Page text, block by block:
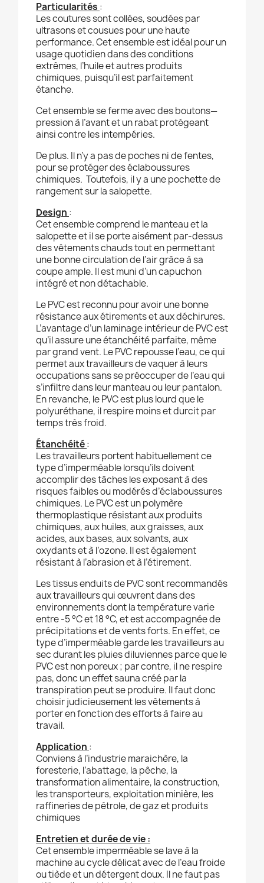
Particularités :
Les coutures sont collées, soudées par
ultrasons et cousues pour une haute
performance. Cet ensemble est idéal pour un
usage quotidien dans des conditions
extrêmes, l’huile et autres produits
chimiques, puisqu’il est parfaitement
étanche.
Cet ensemble se ferme avec des boutons—
pression à l’avant et un rabat protégeant
ainsi contre les intempéries.
De plus. Il n’y a pas de poches ni de fentes,
pour se protéger des éclaboussures
chimiques. Toutefois, il y a une pochette de
rangement sur la salopette.
Design :
Cet ensemble comprend le manteau et la
salopette et il se porte aisément par-dessus
des vêtements chauds tout en permettant
une bonne circulation de l’air grâce à sa
coupe ample. Il est muni d’un capuchon
intégré et non détachable.
Le PVC est reconnu pour avoir une bonne
résistance aux étirements et aux déchirures.
L’avantage d’un laminage intérieur de PVC est
qu’il assure une étanchéité parfaite, même
par grand vent. Le PVC repousse l’eau, ce qui
permet aux travailleurs de vaquer à leurs
occupations sans se préoccuper de l’eau qui
s’infiltre dans leur manteau ou leur pantalon.
En revanche, le PVC est plus lourd que le
polyuréthane, il respire moins et durcit par
temps très froid.
Étanchéité:
Les travailleurs portent habituellement ce
type d’imperméable lorsqu’ils doivent
accomplir des tâches les exposant à des
risques faibles ou modérés d’éclaboussures
chimiques. Le PVC est un polymère
thermoplastique résistant aux produits
chimiques, aux huiles, aux graisses, aux
acides, aux bases, aux solvants, aux
oxydants et à l’ozone. Il est également
résistant à l’abrasion et à l’étirement.
Les tissus enduits de PVC sont recommandés
aux travailleurs qui œuvrent dans des
environnements dont la température varie
entre -5 °C et 18 °C, et est accompagnée de
précipitations et de vents forts. En effet, ce
type d’imperméable garde les travailleurs au
sec durant les pluies diluviennes parce que le
PVC est non poreux ; par contre, il ne respire
pas, donc un effet sauna créé par la
transpiration peut se produire. Il faut donc
choisir judicieusement les vêtements à
porter en fonction des efforts à faire au
travail.
Application :
Conviens à l’industrie maraichère, la
foresterie, l’abattage, la pêche, la
transformation alimentaire, la construction,
les transporteurs, exploitation minière, les
raffineries de pétrole, de gaz et produits
chimiques
Entretien et durée de vie :
Cet ensemble imperméable se lave à la
machine au cycle délicat avec de l’eau froide
ou tiède et un détergent doux. Il ne faut pas